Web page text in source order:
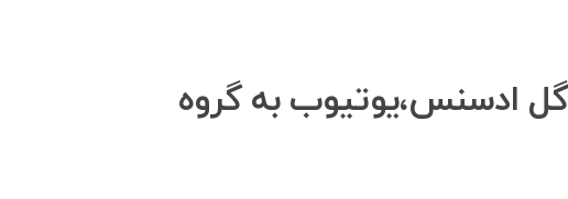
ادسنس،یوتیوب به گروه